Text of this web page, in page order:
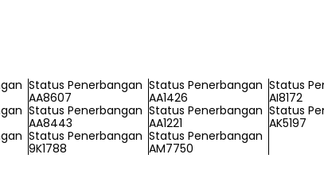
Status Penerbangan
AA8607
Status Penerbangan
AA1426
Status
AI8172
Status Penerbangan
AA8443
Status Penerbangan
AA1221
Status
AK5197
Status Penerbangan
9K1788
Status Penerbangan
AM7750